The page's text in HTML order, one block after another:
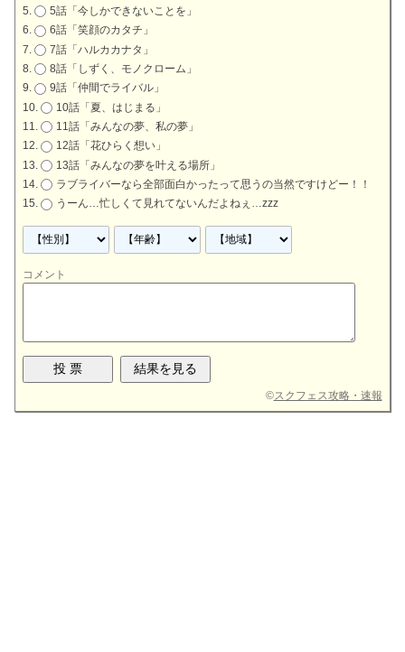
5話「今しかできないことを」
6話「笑顔のカタチ」
7話「ハルカカナタ」
8話「しずく、モノクローム」
9話「仲間でライバル」
10話「夏、はじまる」
11話「みんなの夢、私の夢」
12話「花ひらく想い」
13話「みんなの夢を叶える場所」
ラブライバーなら全部面白かったって思うの当然ですけどー！！
うーん…忙しくて見れてないんだよねぇ…zzz
コメント
©スクフェス攻略・速報